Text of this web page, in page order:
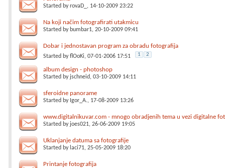
Started byrovaD_ , 14-10-2009 23:22
Na koji načim fotografirati utakmicu
Started by bumbar1, 20-10-2009 09:41
Dobar i jednostavan program za obradu fotografija
Started byflOoKi, 07-01-2006 17:51 1 2
album design - photoshop
Started by jschneid, 03-10-2009 14:11
sferoidne panorame
Started by Igor_A., 17-08-2009 13:26
www.digitalnikuvar.com - mnogo obradjenih tema u vezi digitalne
Started by joes021, 26-06-2009 19:05
Uklanjanje datuma sa fotografije
Started by laci71, 25-05-2009 18:20
Printanje fotografija